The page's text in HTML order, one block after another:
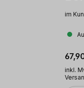
im
inkl.